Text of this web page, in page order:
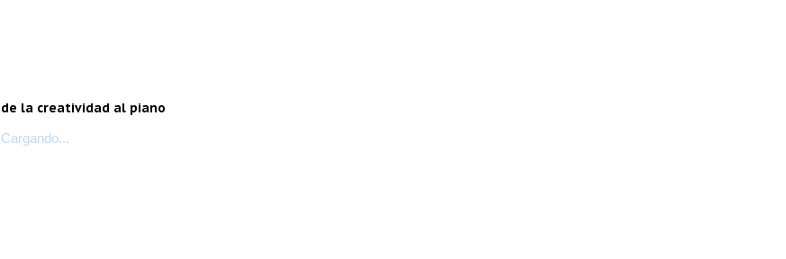
de la creatividad al piano
Cargando...